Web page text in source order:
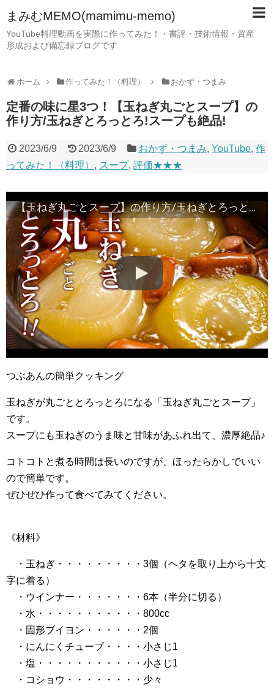
まみむMEMO(mamimu-memo)
YouTube料理動画を実際に作ってみた！・書評・技術情報・資産
形成および備忘録ブログです
ホーム 作ってみた！（料理） おかず・つまみ
定番の味に星3つ！【玉ねぎ丸ごとスープ】の
作り方/玉ねぎとろっとろ!スープも絶品!
2023/6/9 2023/6/9 おかず・つまみ,YouTube,作
ってみた！（料理） , スープ, 評価★★★
【玉ねぎ丸ごとスープ】の作り方/玉ねぎとろっとろ!スープも絶品!
つぶあんの簡単クッキング
玉ねぎが丸ごととろっとろになる「玉ねぎ丸ごとスープ」
です。
スープにも玉ねぎのうま味と甘味があふれ出て、濃厚絶品♪
コトコトと煮る時間は長いのですが、ほったらかしでいい
ので簡単です。
ぜひぜひ作って食べてみてください。
《材料》
・玉ねぎ・・・・・・・・・3個（ヘタを取り上から十文
字に着る）
・ウインナー・・・・・・・6本（半分に切る）
・水・・・・・・・・・・・800cc
・固形ブイヨン・・・・・・2個
・にんにくチューブ・・・・小さじ1
・塩・・・・・・・・・・・小さじ1
・コショウ・・・・・・・・少々